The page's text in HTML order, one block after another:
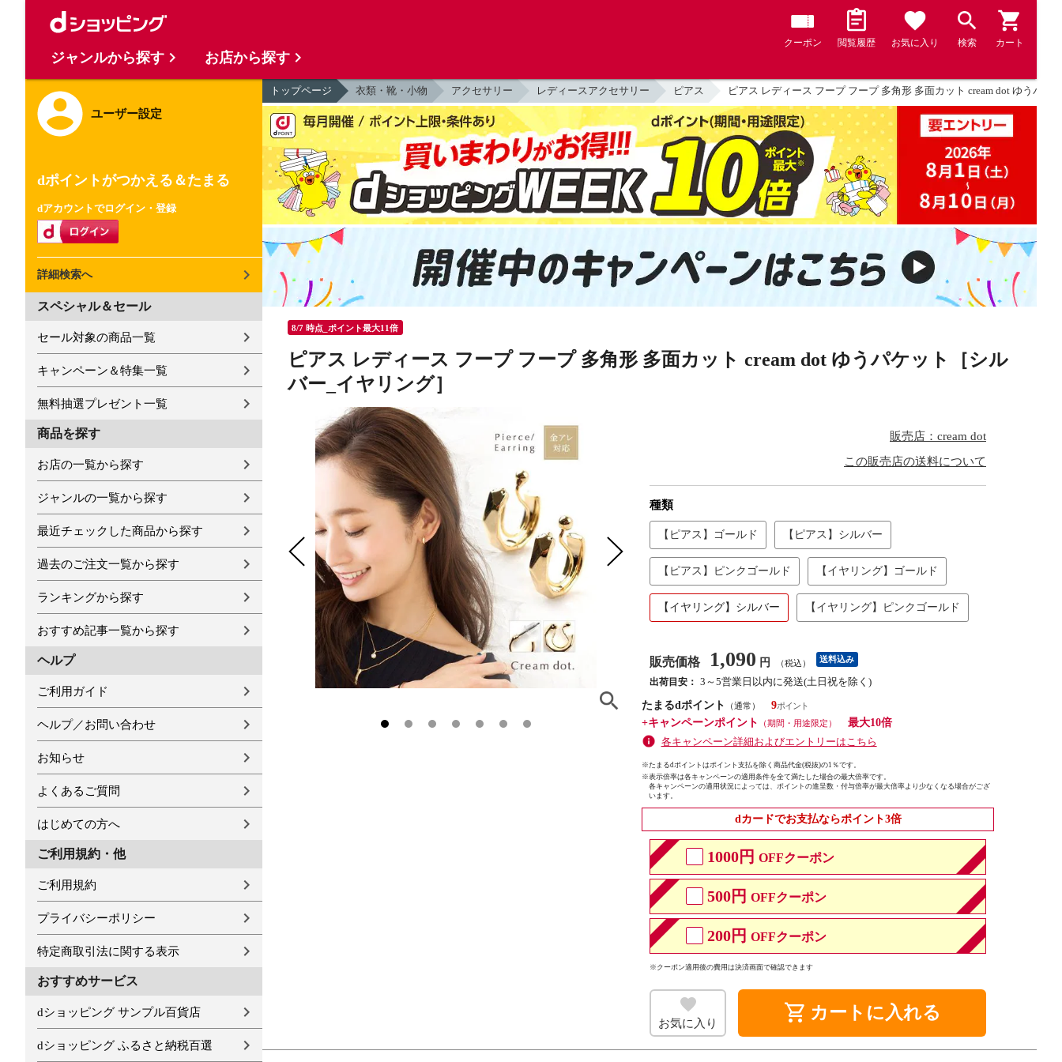
クーポン 閲覧履歴 お気に入り 検索 カート
ユーザー設定
dポイントがつかえる＆たまる
dアカウントでログイン・登録
詳細検索へ
スペシャル＆セール
セール対象の商品一覧
キャンペーン＆特集一覧
無料抽選プレゼント一覧
商品を探す
お店の一覧から探す
ジャンルの一覧から探す
最近チェックした商品から探す
過去のご注文一覧から探す
ランキングから探す
おすすめ記事一覧から探す
ヘルプ
ご利用ガイド
ヘルプ／お問い合わせ
お知らせ
よくあるご質問
はじめての方へ
ご利用規約・他
ご利用規約
プライバシーポリシー
特定商取引法に関する表示
おすすめサービス
dショッピング サンプル百貨店
dショッピング ふるさと納税百選
トップページ 衣類・靴・小物 アクセサリー レディースアクセサリー ピアス ピアス レディース フープ フープ 多角形 多面カット cream dot ゆうパケ
8/7 時点_ポイント最大11倍
ピアス レディース フープ フープ 多角形 多面カット cream dot ゆうパケット［シル
バー_イヤリング］
販売店：cream dot
この販売店の送料について
種類
【ピアス】ゴールド 【ピアス】シルバー
【ピアス】ピンクゴールド 【イヤリング】ゴールド
【イヤリング】シルバー 【イヤリング】ピンクゴールド
販売価格 1,090 円 （税込） 送料込み
出荷目安： 3～5営業日以内に発送(土日祝を除く)
たまるdポイント
（通常）
9
+キャンペーンポイント
（期間・用途限定）
最大10倍
各キャンペーン詳細およびエントリーはこちら
※たまるdポイントはポイント支払を除く商品代金(税抜)の1％です。
※表示倍率は各キャンペーンの適用条件を全て満たした場合の最大倍率です。
各キャンペーンの適用状況によっては、ポイントの進呈数・付与倍率が最大倍率より少なくなる場合がござ
います。
dカードでお支払ならポイント3倍
1000円 OFFクーポン
500円 OFFクーポン
200円 OFFクーポン
※クーポン適用後の費用は決済画面で確認できます
お気に入り shopping_cart カートに入れる
ジャンルから探す お店から探す